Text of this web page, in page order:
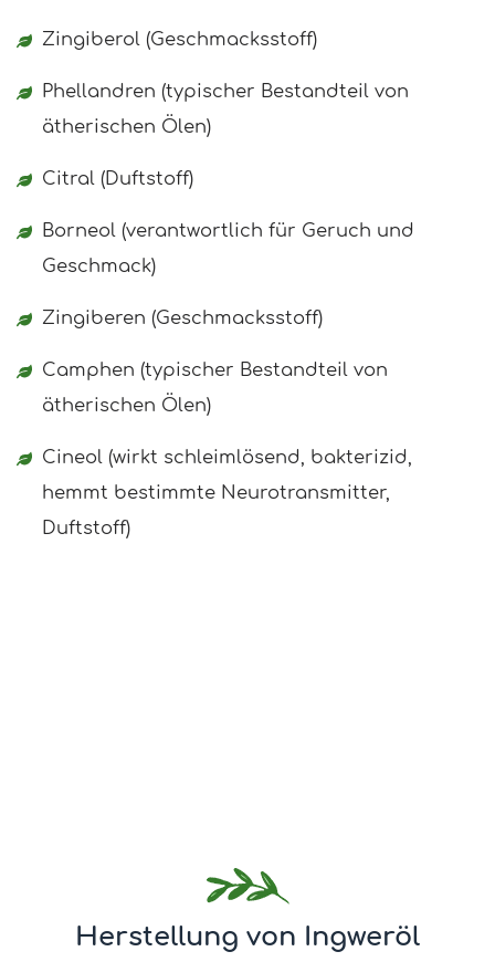
Zingiberol (Geschmacksstoff)
Phellandren (typischer Bestandteil von
ätherischen Ölen)
Citral (Duftstoff)
Borneol (verantwortlich für Geruch und
Geschmack)
Zingiberen (Geschmacksstoff)
Camphen (typischer Bestandteil von
ätherischen Ölen)
Cineol (wirkt schleimlösend, bakterizid,
hemmt bestimmte Neurotransmitter,
Duftstoff)
Herstellung von Ingweröl